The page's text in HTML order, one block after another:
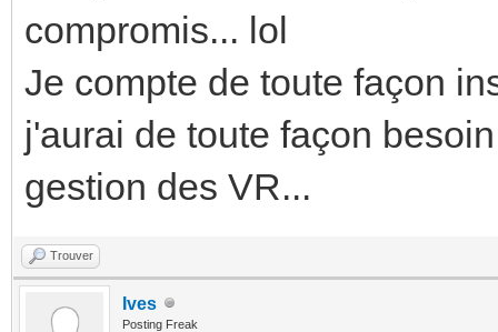
compromis... lol
Je compte de toute façon
j'aurai de toute façon
gestion des VR...
Trouver
Ives
Posting Freak